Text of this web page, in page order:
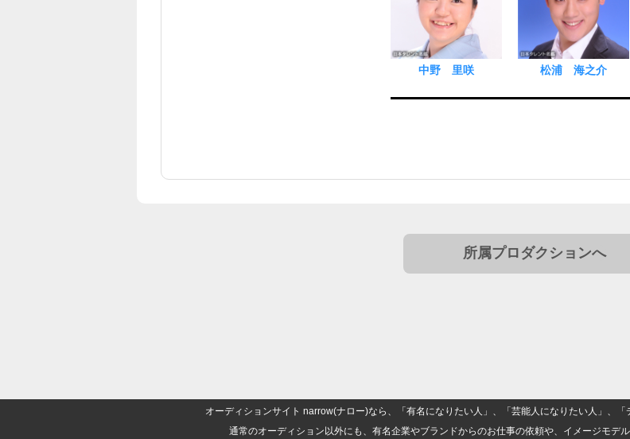
中野 里咲 松浦 海之介
所属プロダクションへ
オーディションサイト narrow(ナロー)なら、「有名になりたい人」、「芸能人になりたい人」、「
通常のオーディション以外にも、有名企業やブランドからのお仕事の依頼や、イメージモデ